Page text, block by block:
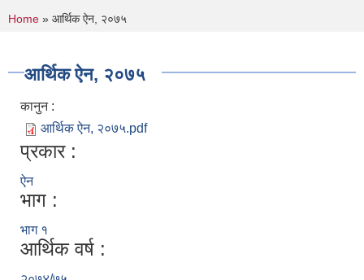
You are here
Home » आर्थिक ऐन, २०७५
आर्थिक ऐन, २०७५
कानुन :
आर्थिक ऐन, २०७५.pdf
प्रकार :
ऐन
भाग :
भाग १
आर्थिक वर्ष :